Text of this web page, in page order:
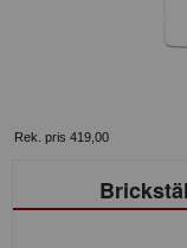
Rek. pris 419,00